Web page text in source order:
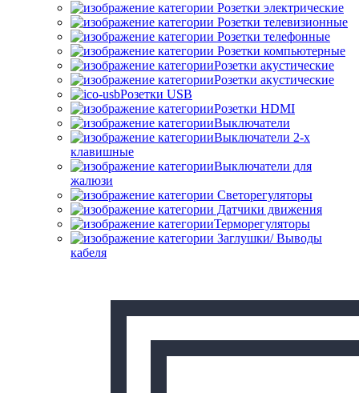
Розетки электрические
Розетки телевизионные
Розетки телефонные
Розетки компьютерные
Розетки акустические
Розетки акустические
Розетки USB
Розетки HDMI
Выключатели
Выключатели 2-х
клавишные
Выключатели для
жалюзи
Светорегуляторы
Датчики движения
Терморегуляторы
Заглушки/ Выводы
кабеля